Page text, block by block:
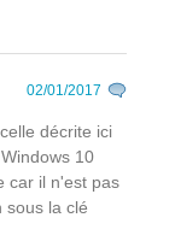
02/01/2017
décrite ici
10
car il n'est pas
sous la clé